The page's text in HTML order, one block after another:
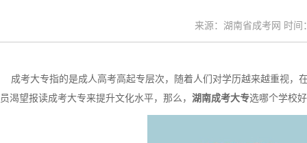
来源：湖南省成考网 时间
成考大专指的是成人高考高起专层次，随着人们对学历越来越重视，
员渴望报读成考大专来提升文化水平，那么， 湖南成考大专选哪个学校